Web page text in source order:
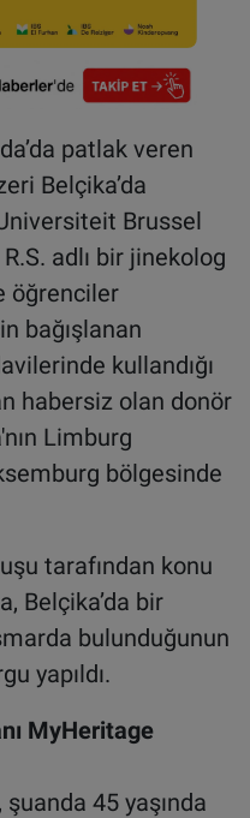
patlak veren
Belçika’da
Brussel
adlı bir jinekolog
öğrenciler
bağışlanan
kullandığı
habersiz olan donör
Limburg
bölgesinde
tarafından konu
Belçika’da bir
bulunduğunun
yapıldı.
MyHeritage
45 yaşında